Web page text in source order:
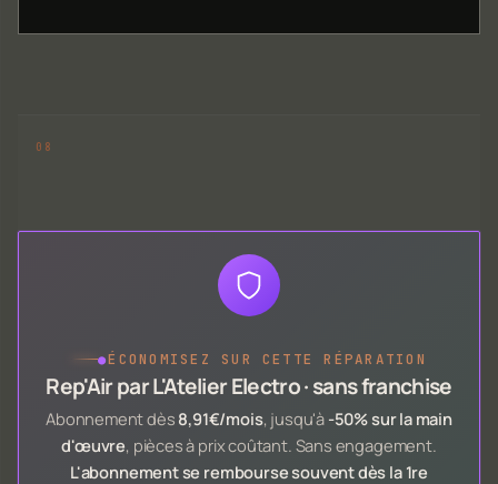
●ÉCONOMISEZ SUR CETTE RÉPARATION
Rep'Air par L'Atelier Electro · sans franchise
Abonnement dès 8,91€/mois, jusqu'à -50% sur la main
d'œuvre, pièces à prix coûtant. Sans engagement.
L'abonnement se rembourse souvent dès la 1re